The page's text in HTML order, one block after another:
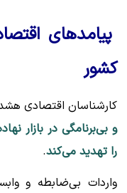
پیامدهای
کشور
کارشناسان اقتصادی
و بی‌برنامگی در بازار
را تهدید می‌کند.
واردات بی‌ضابطه و